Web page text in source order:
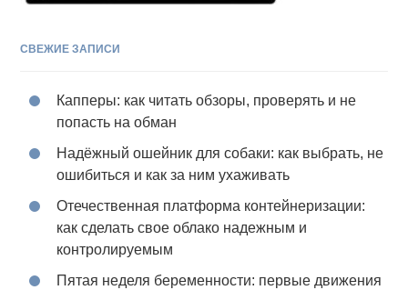
СВЕЖИЕ ЗАПИСИ
Капперы: как читать обзоры, проверять и не
попасть на обман
Надёжный ошейник для собаки: как выбрать, не
ошибиться и как за ним ухаживать
Отечественная платформа контейнеризации:
как сделать свое облако надежным и
контролируемым
Пятая неделя беременности: первые движения